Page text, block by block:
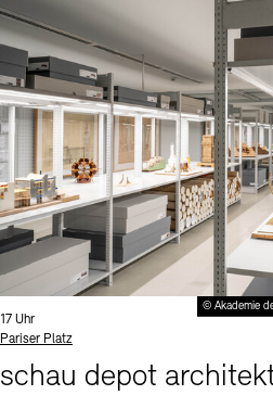
© Akademie
Uhrzeit:
17 Uhr
Standort
Pariser Platz
schau depot